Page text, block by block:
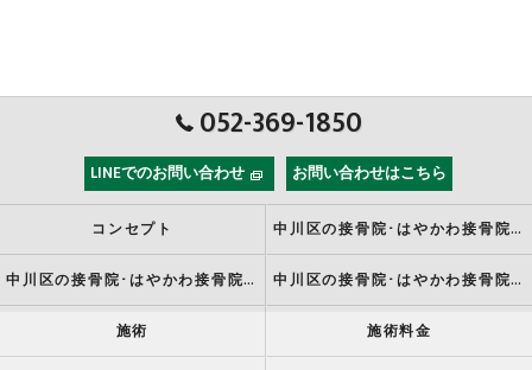
052-369-1850
LINEでのお問い合わせ お問い合わせはこちら
コンセプト 中川区の接骨院･はやかわ接骨院の口コミ情報
中川区の接骨院･はやかわ接骨院の評判 中川区の接骨院･はやかわ接骨院の患者様の声
施術 施術料金